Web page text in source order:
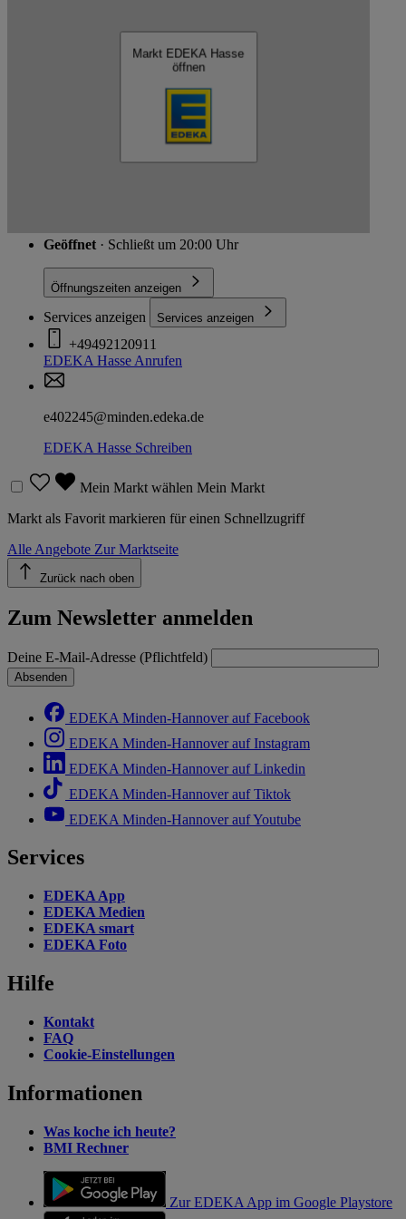
Markt EDEKA Hasse
öffnen
Geöffnet · Schließt um 20:00 Uhr
Öffnungszeiten anzeigen
Services anzeigen Services anzeigen
+49492120911
EDEKA Hasse Anrufen
e402245@minden.edeka.de
EDEKA Hasse Schreiben
Mein Markt wählen Mein Markt
Markt als Favorit markieren für einen Schnellzugriff
Alle Angebote Zur Marktseite
Zurück nach oben
Zum Newsletter anmelden
Deine E-Mail-Adresse (Pflichtfeld)
Absenden
EDEKA Minden-Hannover auf Facebook
EDEKA Minden-Hannover auf Instagram
EDEKA Minden-Hannover auf Linkedin
EDEKA Minden-Hannover auf Tiktok
EDEKA Minden-Hannover auf Youtube
Services
EDEKA App
EDEKA Medien
EDEKA smart
EDEKA Foto
Hilfe
Kontakt
FAQ
Cookie-Einstellungen
Informationen
Was koche ich heute?
BMI Rechner
Zur EDEKA App im Google Playstore